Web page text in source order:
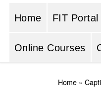
Home FIT Portal
Online Courses
Home »